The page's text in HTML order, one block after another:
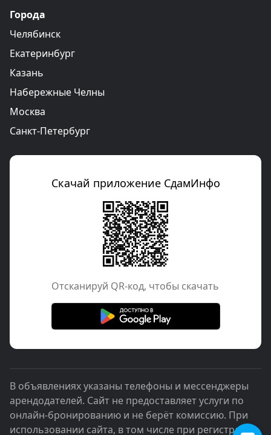
Города
Челябинск
Екатеринбург
Казань
Набережные Челны
Москва
Санкт-Петербург
Скачай приложение СдамИнфо
Отcканируй QR-код, чтобы скачать
В объявлениях указаны телефоны и мессенджеры
арендодателей. Сайт не предоставляет услуги по
онлайн-бронированию и не берёт комиссию. При
использовании сайта, в том числе при регистрации,